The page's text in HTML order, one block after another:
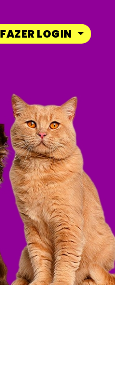
FAZER LOGIN